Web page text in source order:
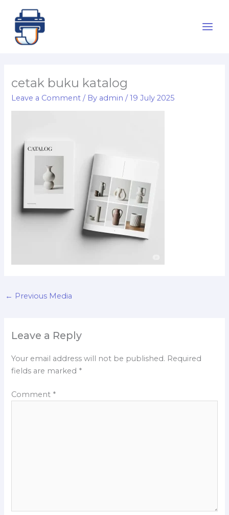
content
cetak buku katalog
Leave a Comment / By admin/19 July 2025
← Previous Media
Leave a Reply
Your email address will not be published. Required
fields are marked *
Comment *